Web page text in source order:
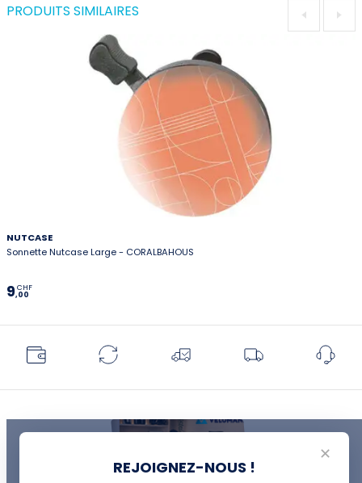
PRODUITS SIMILAIRES
NUTCASE
Sonnette Nutcase Large - CORALBAHOUS
9,00
CHF
✕
REJOIGNEZ-NOUS !